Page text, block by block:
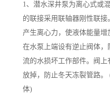
1、潜水深井泵为离心式或
的联接采用联轴器刚性联
产生离心力，使液体能量增
在水泵上端设有逆止阀体，
流的水损坏工作部件。阀
放掉，防止冬天冻裂管路。
体)